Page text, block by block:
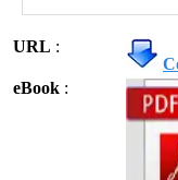
URL :
eBook :